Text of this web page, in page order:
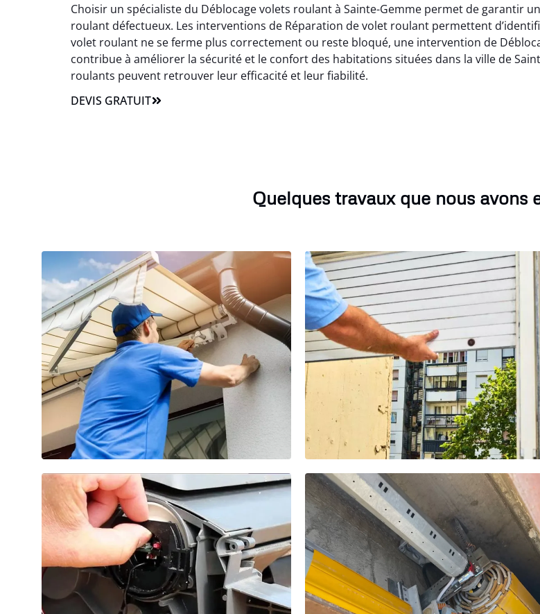
Choisir un spécialiste du Déblocage volets roulant à Sainte-Gemme permet de garantir
roulant défectueux. Les interventions de Réparation de volet roulant permettent
volet roulant ne se ferme plus correctement ou reste bloqué, une intervention de
contribue à améliorer la sécurité et le confort des habitations situées dans la ville de
roulants peuvent retrouver leur efficacité et leur fiabilité.
DEVIS GRATUIT
Quelques travaux que nous avons